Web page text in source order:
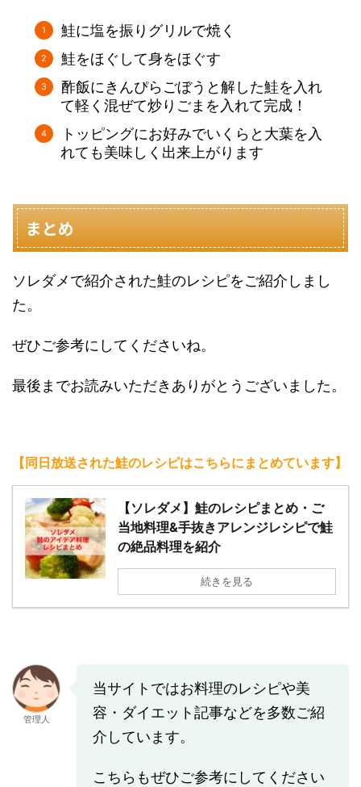
鮭に塩を振りグリルで焼く
鮭をほぐして身をほぐす
酢飯にきんぴらごぼうと解した鮭を入れ
て軽く混ぜて炒りごまを入れて完成！
トッピングにお好みでいくらと大葉を入
れても美味しく出来上がります
まとめ
ソレダメで紹介された鮭のレシピをご紹介しまし
た。
ぜひご参考にしてくださいね。
最後までお読みいただきありがとうございました。
【同日放送された鮭のレシピはこちらにまとめています】
【ソレダメ】鮭のレシピまとめ・ご
当地料理&手抜きアレンジレシピで鮭
の絶品料理を紹介
続きを見る
管理人
当サイトではお料理のレシピや美
容・ダイエット記事などを多数ご紹
介しています。
こちらもぜひご参考にしてください